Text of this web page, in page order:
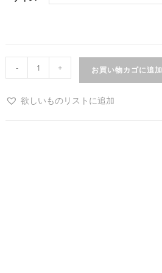
- + お買い物カゴに追加
欲しいものリストに追加